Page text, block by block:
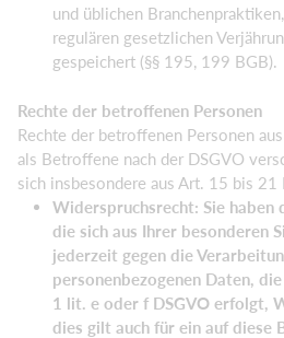
und üblichen
regulären gesetzlichen
gespeichert (§§ 195, 199 BGB).
Rechte der betroffenen Personen
Rechte der betroffenen Personen
als Betroffene nach der DSGVO
sich insbesondere aus Art. 15 bis 21
Widerspruchsrecht: Sie haben
die sich aus Ihrer besonderen
jederzeit gegen die
personenbezogenen Daten,
1 lit. e oder f DSGVO erfolgt,
dies gilt auch für ein auf diese